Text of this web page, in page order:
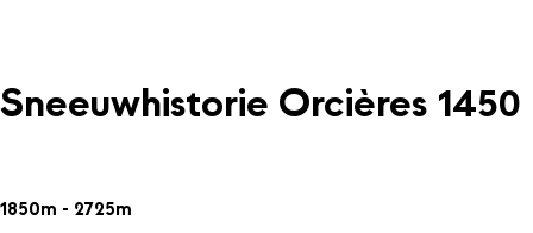
Sneeuwhistorie Orcières 1450
1850m - 2725m